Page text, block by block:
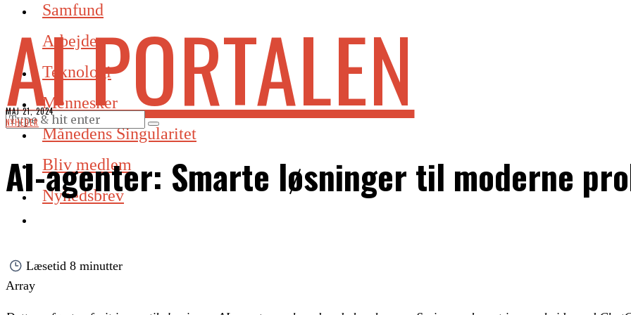
Samfund
Arbejde
Teknologi
Mennesker
Månedens Singularitet
Bliv medlem
Nyhedsbrev
AI PORTALEN
MAJ 21, 2024
NYHEDER
AI-agenter: Smarte løsninger til moderne
Læsetid 8 minutter
Array